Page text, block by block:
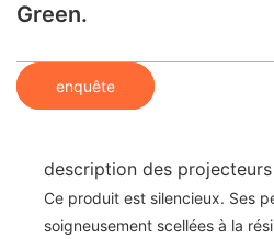
Green.
enquête
description des
Ce produit est silencieux. Ses
soigneusement scellées à la